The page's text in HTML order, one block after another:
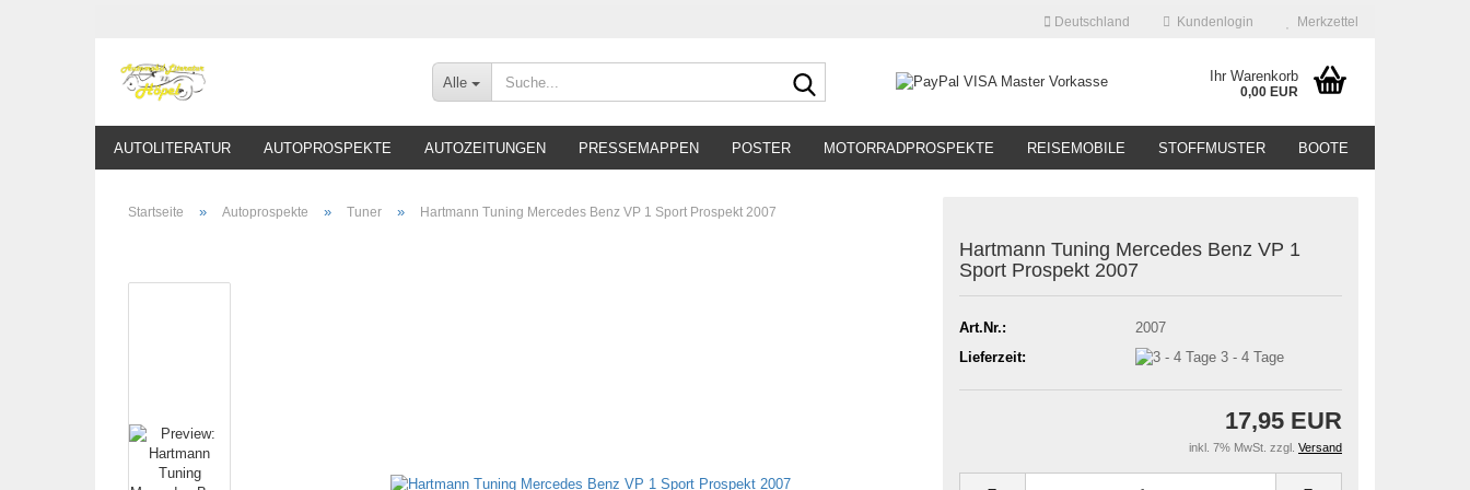
Deutschland Kundenlogin Merkzettel
Alle Ihr Warenkorb
0,00 EUR
AUTOLITERATUR AUTOPROSPEKTE AUTOZEITUNGEN PRESSEMAPPEN POSTER MOTORRADPROSPEKTE REISEMOBILE STOFFMUSTER BOOTE
Startseite » Autoprospekte » Tuner » Hartmann Tuning Mercedes Benz VP 1 Sport Prospekt 2007
Hartmann Tuning Mercedes Benz VP 1
Sport Prospekt 2007
Art.Nr.:
2007
Lieferzeit:
3 - 4 Tage
17,95 EUR
inkl. 7% MwSt. zzgl. Versand